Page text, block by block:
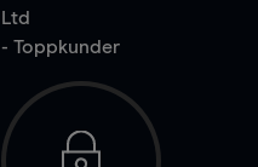
Ltd
- Toppkunder